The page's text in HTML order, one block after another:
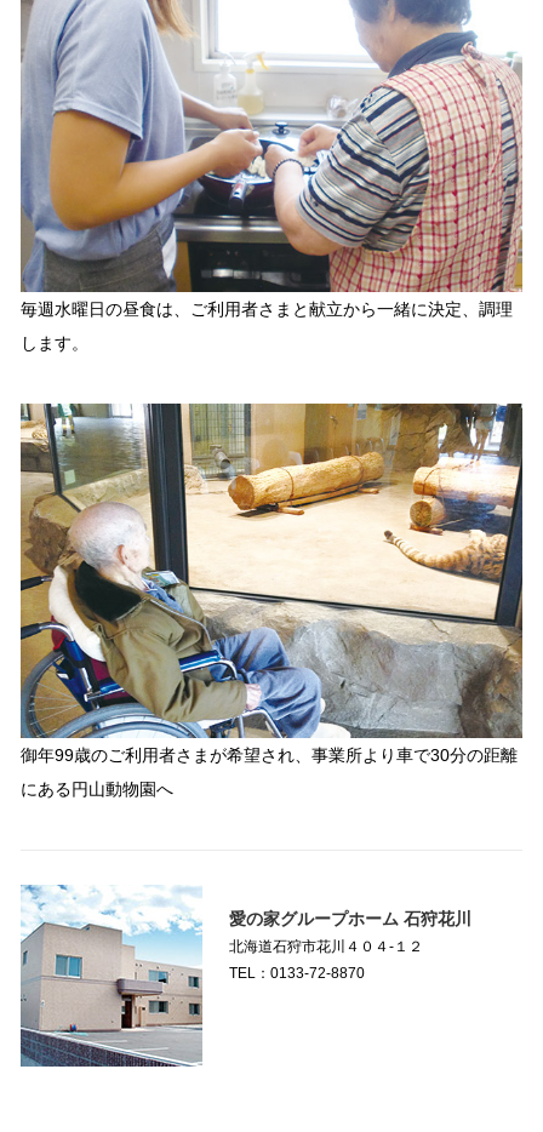
毎週水曜日の昼食は、ご利用者さまと献立から一緒に決定、調理
します。
御年99歳のご利用者さまが希望され、事業所より車で30分の距離
にある円山動物園へ
愛の家グループホーム 石狩花川
北海道石狩市花川４０４-１２
TEL：0133-72-8870